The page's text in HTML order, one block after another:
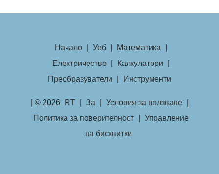
Начало Уеб Математика
Електричество
Калкулатори
Преобразуватели
Инструменти
| © 2026 RT За Условия за ползване
Политика за поверителност
Управление
на бисквитки